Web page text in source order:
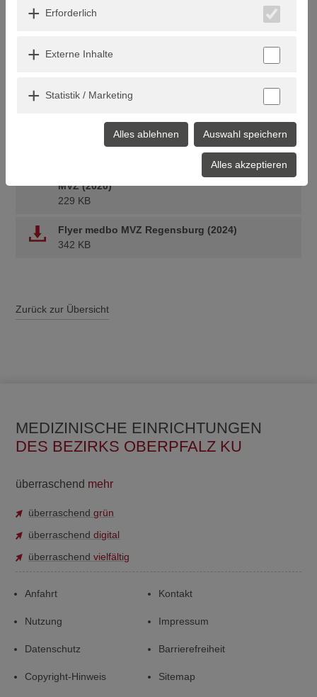
medbo Regensburg Anfahrtsbeschreibung
MVZ (2020)
229 KB
Flyer medbo MVZ Regensburg (2024)
342 KB
Zurück zur Übersicht
MEDIZINISCHE EINRICHTUNGEN
DES BEZIRKS OBERPFALZ KU
überraschend mehr
überraschendgrün
überraschenddigital
überraschendvielfältig
Anfahrt Kontakt
Nutzung Impressum
Datenschutz Barrierefreiheit
Copyright-Hinweis Sitemap
Erforderlich
Externe Inhalte
Statistik / Marketing
Alles ablehnen Auswahl speichern
Alles akzeptieren